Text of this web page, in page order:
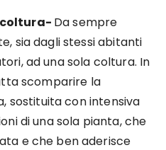
Da sempre
sia dagli stessi abitanti
ad una sola coltura. In
scomparire la
sostituita con intensiva
di una sola pianta, che
e che ben aderisce